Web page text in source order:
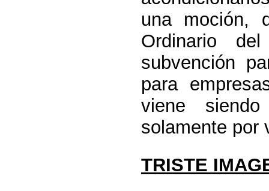
una moción,
Ordinario
subvención
para
viene
solamente por
TRISTE